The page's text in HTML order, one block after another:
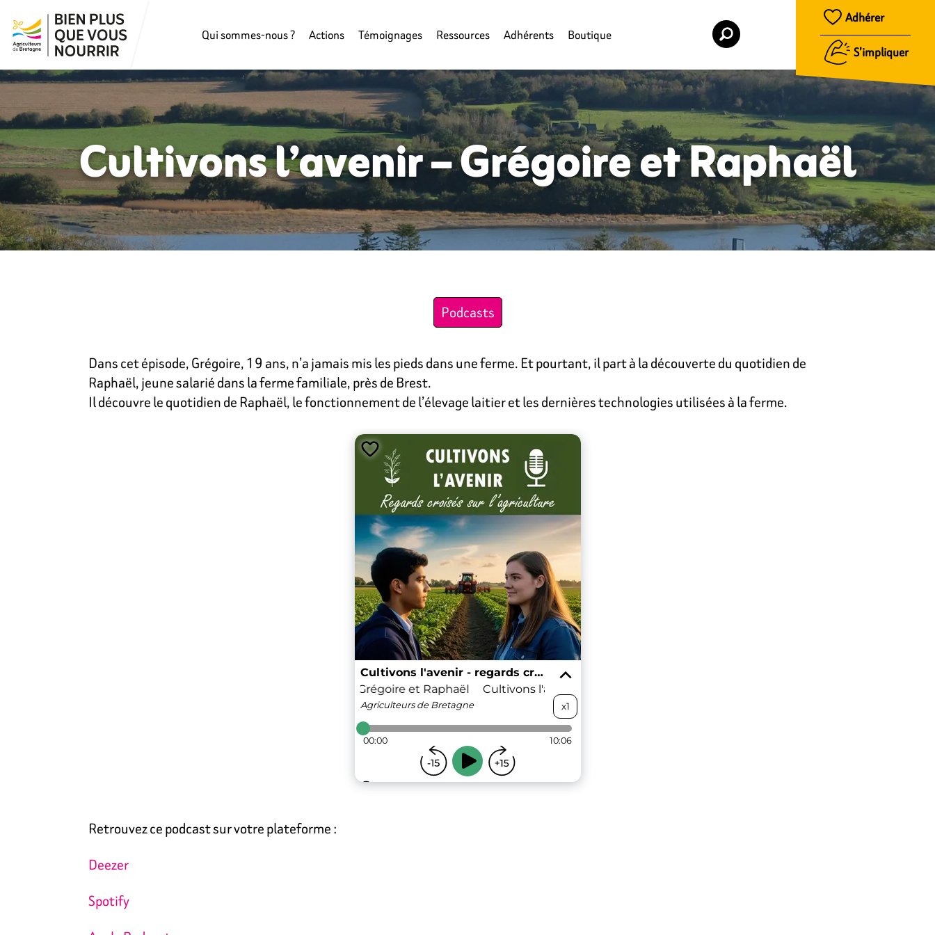
Qui sommes-nous ? Actions Témoignages Ressources Adhérents Boutique
Adhérer
S’impliquer
Cultivons l’avenir – Grégoire et Raphaël
Podcasts
Dans cet épisode, Grégoire, 19 ans, n’a jamais mis les pieds dans une ferme. Et pourtant, il part à la découverte du quotidien de
Raphaël, jeune salarié dans la ferme familiale, près de Brest.
Il découvre le quotidien de Raphaël, le fonctionnement de l’élevage laitier et les dernières technologies utilisées à la ferme.
Retrouvez ce podcast sur votre plateforme :
Deezer
Spotify